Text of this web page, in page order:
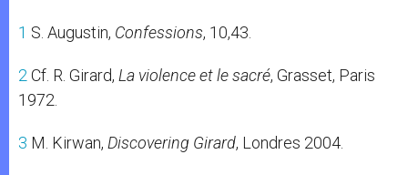
1 S. Augustin, Confessions, 10,43.
2 Cf. R. Girard, La violence et le sacré, Grasset, Paris
1972.
3 M. Kirwan, Discovering Girard, Londres 2004.